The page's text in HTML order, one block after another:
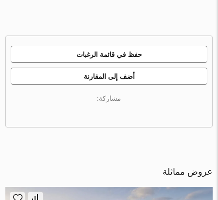
حفظ في قائمة الرغبات
أضف إلى المقارنة
مشاركة:
عروض مماثلة